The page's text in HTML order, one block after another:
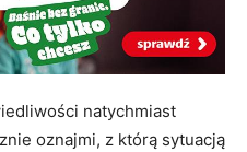
natychmiast
oznajmi, z którą sytuacją